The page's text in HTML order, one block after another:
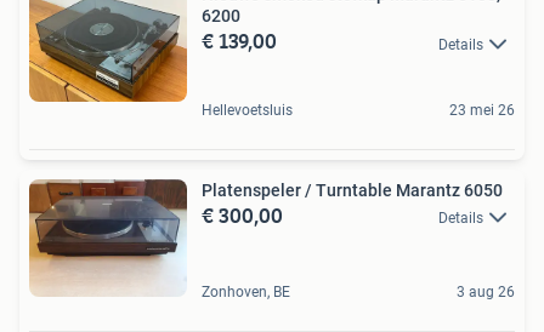
6200
€ 139,00 Details
Hellevoetsluis 23 mei 26
Platenspeler / Turntable Marantz 6050
€ 300,00 Details
Zonhoven, BE 3 aug 26